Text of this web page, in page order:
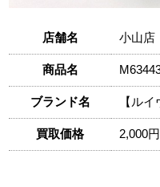
店舗名 小山店
商品名
ブランド名 【ルイ
買取価格 2,000円